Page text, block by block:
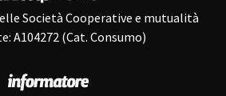
Società Cooperative e mutualità
A104272 (Cat. Consumo)